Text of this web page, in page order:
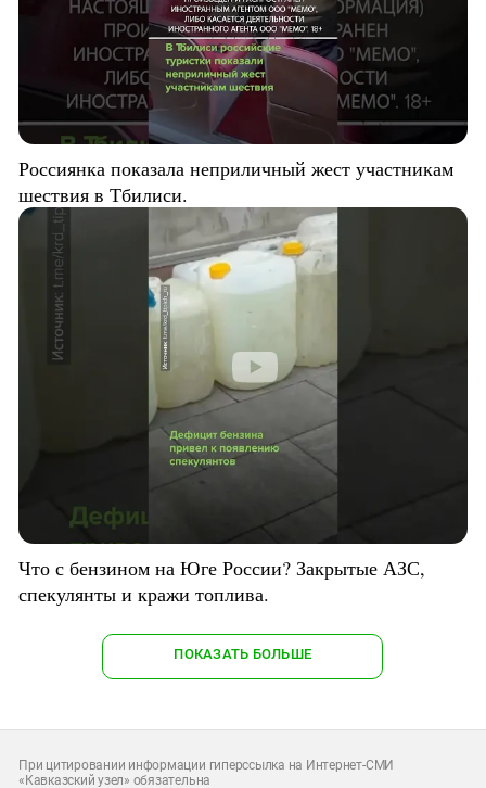
Россиянка показала неприличный жест участникам
шествия в Тбилиси.
Что с бензином на Юге России? Закрытые АЗС,
спекулянты и кражи топлива.
ПОКАЗАТЬ БОЛЬШЕ
При цитировании информации гиперссылка на Интернет-СМИ
«Кавказский узел» обязательна